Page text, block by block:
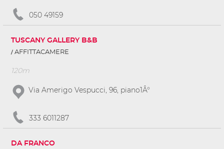
050 49159
TUSCANY GALLERY B&B
AFFITTACAMERE
120m
Via Amerigo Vespucci, 96, piano1Â°
333 6011287
DA FRANCO